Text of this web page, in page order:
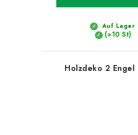
Auf Lager
(>10 St)
Holzdeko 2 Engel